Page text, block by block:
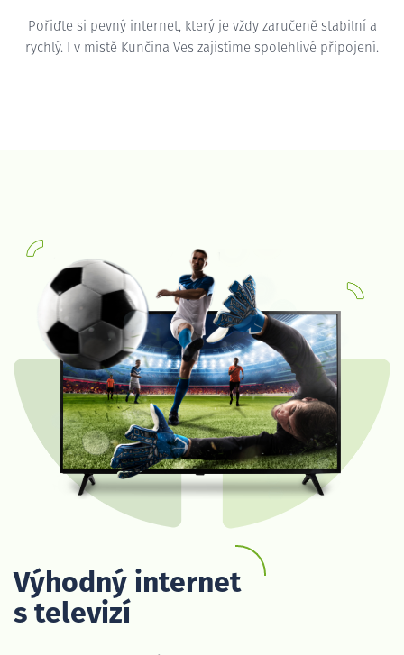
Pořiďte si pevný internet, který je vždy zaručeně stabilní a
rychlý. I v místě Kunčina Ves zajistíme spolehlivé připojení.
Výhodný internet
s televizí